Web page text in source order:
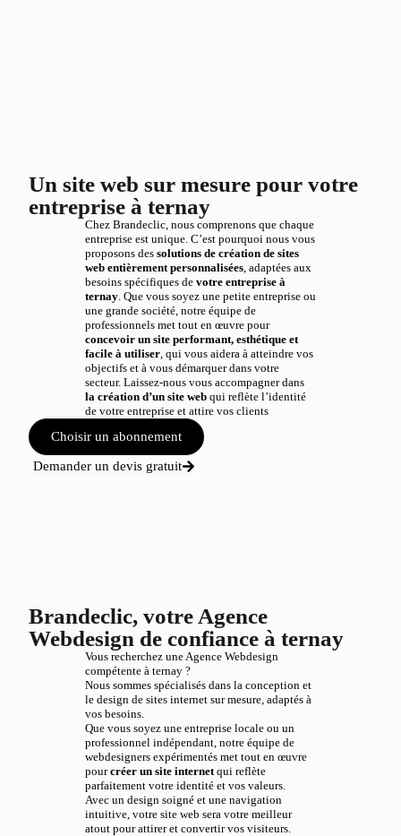
Un site web sur mesure pour votre
entreprise à ternay
Chez Brandeclic, nous comprenons que chaque
entreprise est unique. C’est pourquoi nous vous
proposons des solutions de création de sites
web entièrement personnalisées, adaptées aux
besoins spécifiques de votre entreprise à
ternay. Que vous soyez une petite entreprise ou
une grande société, notre équipe de
professionnels met tout en œuvre pour
concevoir un site performant, esthétique et
facile à utiliser, qui vous aidera à atteindre vos
objectifs et à vous démarquer dans votre
secteur. Laissez-nous vous accompagner dans
la création d’un site webqui reflète l’identité
de votre entreprise et attire vos clients
Choisir un abonnement
Demander un devis gratuit
Brandeclic, votre Agence
Webdesign de confiance à ternay
Vous recherchez une Agence Webdesign
compétente à ternay ?
Nous sommes spécialisés dans la conception et
le design de sites internet sur mesure, adaptés à
vos besoins.
Que vous soyez une entreprise locale ou un
professionnel indépendant, notre équipe de
webdesigners expérimentés met tout en œuvre
pourcréer un site internetqui reflète
parfaitement votre identité et vos valeurs.
Avec un design soigné et une navigation
intuitive, votre site web sera votre meilleur
atout pour attirer et convertir vos visiteurs.